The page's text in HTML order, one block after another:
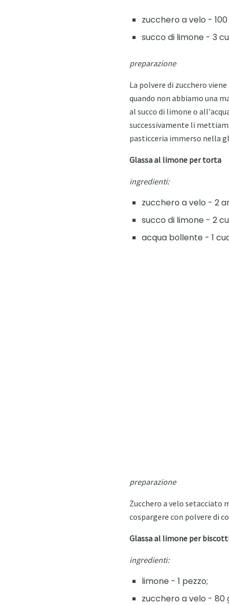
zucchero a velo - 100
succo di limone - 3
preparazione
La polvere di zucchero
quando non abbiamo una
al succo di limone o
successivamente li
pasticceria immerso nella
Glassa al limone per torta
ingredienti:
zucchero a velo - 2
succo di limone - 2
acqua bollente - 1
preparazione
Zucchero a velo setacciato
cospargere con polvere di
Glassa al limone per
ingredienti:
limone - 1 pezzo;
zucchero a velo - 80